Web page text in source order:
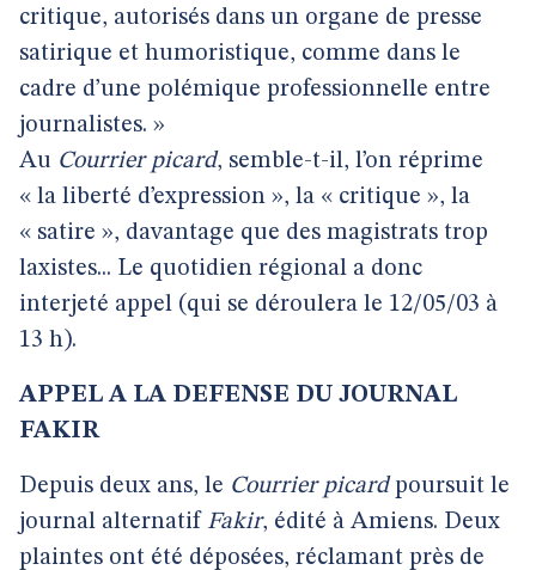
critique, autorisés dans un organe de presse
satirique et humoristique, comme dans le
cadre d’une polémique professionnelle entre
journalistes. »
Au Courrier picard, semble-t-il, l’on réprime
« la liberté d’expression », la « critique », la
« satire », davantage que des magistrats trop
laxistes... Le quotidien régional a donc
interjeté appel (qui se déroulera le 12/05/03 à
13 h).
APPEL A LA DEFENSE DU JOURNAL
FAKIR
Depuis deux ans, le Courrier picardpoursuit le
journal alternatif Fakir, édité à Amiens. Deux
plaintes ont été déposées, réclamant près de